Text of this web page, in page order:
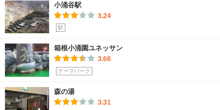
小涌谷駅
3.24
駅
箱根小涌園ユネッサン
3.66
テーマパーク
森の湯
3.31